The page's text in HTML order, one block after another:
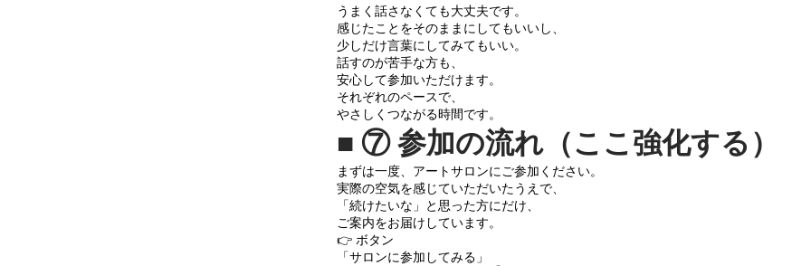
うまく話さなくても大丈夫です。
感じたことをそのままにしてもいいし、
少しだけ言葉にしてみてもいい。
話すのが苦手な方も、
安心して参加いただけます。
それぞれのペースで、
やさしくつながる時間です。
■ ⑦ 参加の流れ（ここ強化する）
まずは一度、アートサロンにご参加ください。
実際の空気を感じていただいたうえで、
「続けたいな」と思った方にだけ、
ご案内をお届けしています。
👉 ボタン
「サロンに参加してみる」